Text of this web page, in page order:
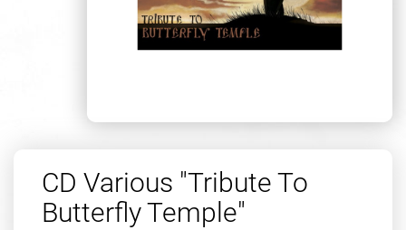
CD Various "Tribute To
Butterfly Temple"